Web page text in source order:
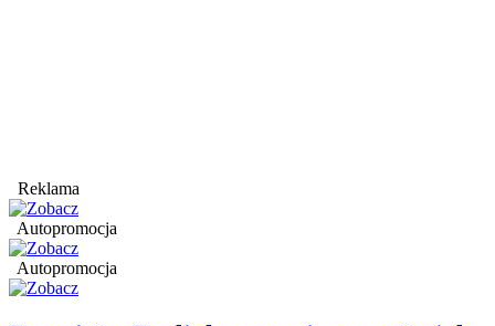
Reklama
Autopromocja
Autopromocja